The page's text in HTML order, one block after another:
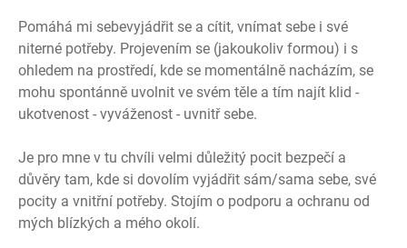
Pomáhá mi sebevyjádřit se a cítit, vnímat sebe i své
niterné potřeby. Projevením se (jakoukoliv formou) i s
ohledem na prostředí, kde se momentálně nacházím, se
mohu spontánně uvolnit ve svém těle a tím najít klid -
ukotvenost - vyváženost - uvnitř sebe.
Je pro mne v tu chvíli velmi důležitý pocit bezpečí a
důvěry tam, kde si dovolím vyjádřit sám/sama sebe, své
pocity a vnitřní potřeby. Stojím o podporu a ochranu od
mých blízkých a mého okolí.